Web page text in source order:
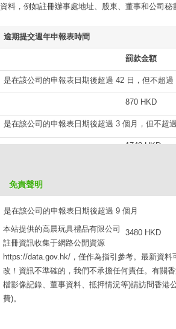
資料，例如註冊辦事處地址、股東、董事和公司秘
逾期提交週年申報表時間
罰款金額
是在該公司的申報表日期後超過 42 日，但不超過
870 HKD
是在該公司的申報表日期後超過 3 個月，但不超
1740 HKD
是在該公司的申報表日期後超過 9 個月
3480 HKD
免責聲明
本站提供的高晨玩具禮品有限公司
註冊資訊收集于網路公開資源
https://data.gov.hk/，僅作為指引參考。最新資料
改！資訊不準確的，我們不承擔任何責任。有關
檔影像記錄、董事資料、抵押情況等)請訪問香港
費)。